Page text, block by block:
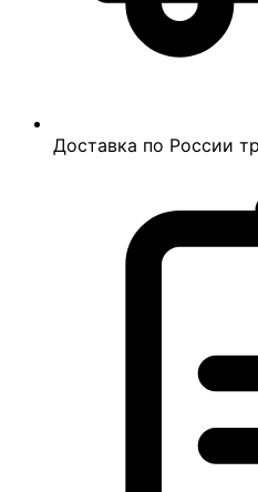
Доставка по России